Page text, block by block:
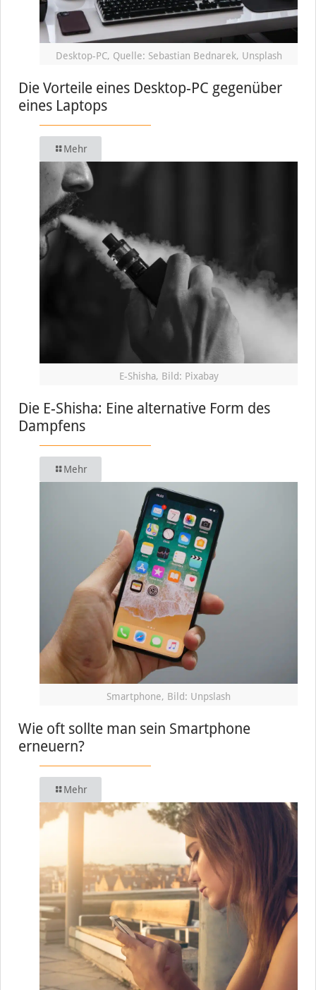
Desktop-PC, Quelle: Sebastian Bednarek, Unsplash
Die Vorteile eines Desktop-PC gegenüber
eines Laptops
Mehr
E-Shisha, Bild: Pixabay
Die E-Shisha: Eine alternative Form des
Dampfens
Mehr
Smartphone, Bild: Unpslash
Wie oft sollte man sein Smartphone
erneuern?
Mehr